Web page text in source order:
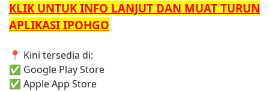
KLIK UNTUK INFO LANJUT DAN MUAT TURUN
APLIKASI IPOHGO
📍 Kini tersedia di:
✅ Google Play Store
✅ Apple App Store